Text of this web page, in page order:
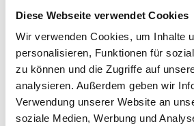
Diese Webseite verwendet Cookies
Wir verwenden Cookies, um Inhalte
personalisieren, Funktionen für
zu können und die Zugriffe auf
analysieren. Außerdem geben wir
Verwendung unserer Website an
soziale Medien, Werbung und
17/12/2022von U. Pingel
Das Seminarprogramm
Das Seminarprogramm fürs Jahr 2023
Herunterladen bereit!